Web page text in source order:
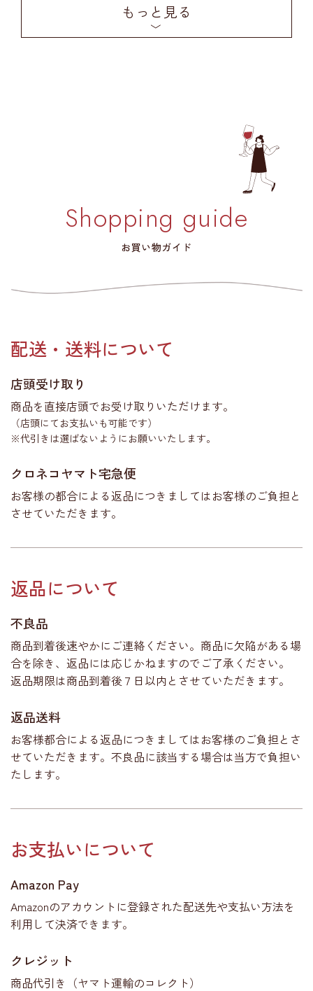
もっと見る
Shopping guide
お買い物ガイド
配送・送料について
店頭受け取り
商品を直接店頭でお受け取りいただけます。
（店頭にてお支払いも可能です）
※代引きは選ばないようにお願いいたします。
クロネコヤマト宅急便
お客様の都合による返品につきましてはお客様のご負担と
させていただきます。
返品について
不良品
商品到着後速やかにご連絡ください。商品に欠陥がある場
合を除き、返品には応じかねますのでご了承ください。
返品期限は商品到着後７日以内とさせていただきます。
返品送料
お客様都合による返品につきましてはお客様のご負担とさ
せていただきます。不良品に該当する場合は当方で負担い
たします。
お支払いについて
Amazon Pay
Amazonのアカウントに登録された配送先や支払い方法を
利用して決済できます。
クレジット
商品代引き（ヤマト運輸のコレクト）